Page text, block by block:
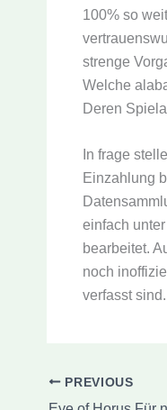
100% so
strenge
Welche
Deren
In frage
Einzahlung
einfach
bearbeitet.
noch
verfasst sind.
PREVIOUS